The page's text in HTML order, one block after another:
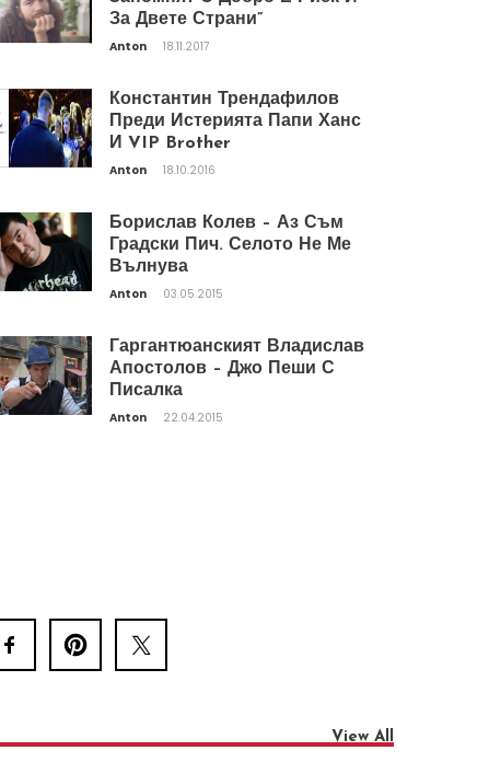
За Двете Страни”
Anton 18.11.2017
Константин Трендафилов
Преди Истерията Папи Ханс
И VIP Brother
Anton 18.10.2016
Борислав Колев – Аз Съм
Градски Пич. Селото Не Ме
Вълнува
Anton 03.05.2015
Гаргантюанският Владислав
Апостолов – Джо Пеши С
Писалка
Anton 22.04.2015
View All